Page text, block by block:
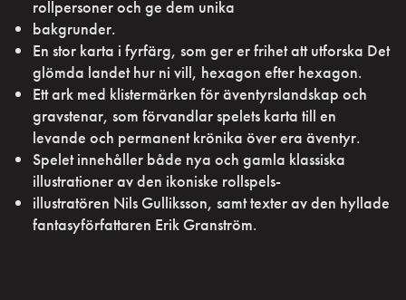
rollpersoner och ge dem unika
bakgrunder.
En stor karta i fyrfärg, som ger er frihet att utforska Det
glömda landet hur ni vill, hexagon efter hexagon.
Ett ark med klistermärken för äventyrslandskap och
gravstenar, som förvandlar spelets karta till en
levande och permanent krönika över era äventyr.
Spelet innehåller både nya och gamla klassiska
illustrationer av den ikoniske rollspels-
illustratören Nils Gulliksson, samt texter av den hyllade
fantasyförfattaren Erik Granström.